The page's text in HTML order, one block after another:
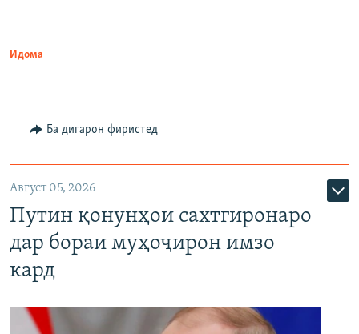
Идома
Ба дигарон фиристед
Август 05, 2026
Путин қонунҳои сахтгиронаро
дар бораи муҳоҷирон имзо
кард